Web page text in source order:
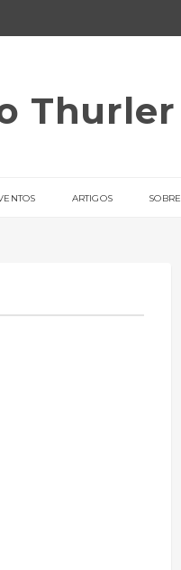
Thurler
ARTIGOS SOBRE